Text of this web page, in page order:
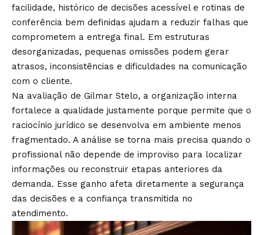
facilidade, histórico de decisões acessível e rotinas de
conferência bem definidas ajudam a reduzir falhas que
comprometem a entrega final. Em estruturas
desorganizadas, pequenas omissões podem gerar
atrasos, inconsistências e dificuldades na comunicação
com o cliente.
Na avaliação de Gilmar Stelo, a organização interna
fortalece a qualidade justamente porque permite que o
raciocínio jurídico se desenvolva em ambiente menos
fragmentado. A análise se torna mais precisa quando o
profissional não depende de improviso para localizar
informações ou reconstruir etapas anteriores da
demanda. Esse ganho afeta diretamente a segurança
das decisões e a confiança transmitida no
atendimento.